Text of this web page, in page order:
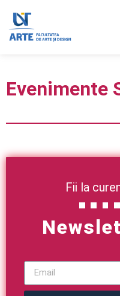
Evenimente
Fii la